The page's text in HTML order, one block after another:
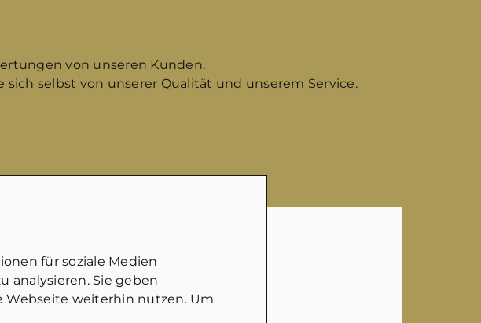
von unseren Kunden.
selbst von unserer Qualität und unserem Service.
für soziale Medien
analysieren. Sie geben
Webseite weiterhin nutzen. Um